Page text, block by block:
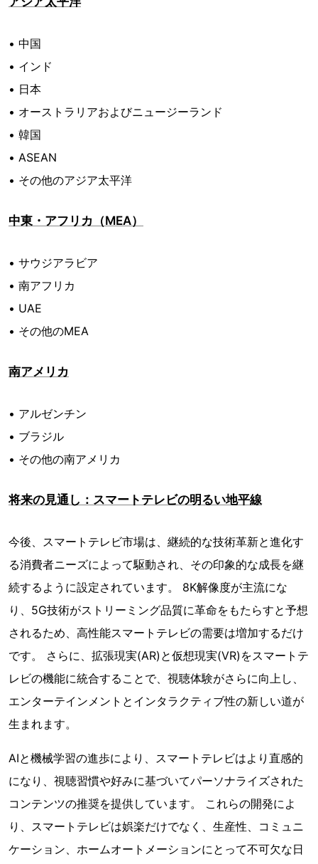
• 中国
• インド
• 日本
• オーストラリアおよびニュージーランド
• 韓国
• ASEAN
• その他のアジア太平洋
中東・アフリカ（MEA）
• サウジアラビア
• 南アフリカ
• UAE
• その他のMEA
南アメリカ
• アルゼンチン
• ブラジル
• その他の南アメリカ
将来の見通し：スマートテレビの明るい地平線
今後、スマートテレビ市場は、継続的な技術革新と進化す
る消費者ニーズによって駆動され、その印象的な成長を継
続するように設定されています。 8K解像度が主流にな
り、5G技術がストリーミング品質に革命をもたらすと予想
されるため、高性能スマートテレビの需要は増加するだけ
です。 さらに、拡張現実(AR)と仮想現実(VR)をスマートテ
レビの機能に統合することで、視聴体験がさらに向上し、
エンターテインメントとインタラクティブ性の新しい道が
生まれます。
AIと機械学習の進歩により、スマートテレビはより直感的
になり、視聴習慣や好みに基づいてパーソナライズされた
コンテンツの推奨を提供しています。 これらの開発によ
り、スマートテレビは娯楽だけでなく、生産性、コミュニ
ケーション、ホームオートメーションにとって不可欠な日